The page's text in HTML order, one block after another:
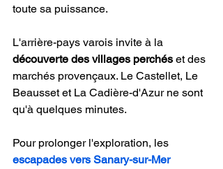
toute sa puissance.
L'arrière-pays varois invite à la
découverte des villages perchés et des
marchés provençaux. Le Castellet, Le
Beausset et La Cadière-d'Azur ne sont
qu'à quelques minutes.
Pour prolonger l'exploration, les
escapades vers Sanary-sur-Mer